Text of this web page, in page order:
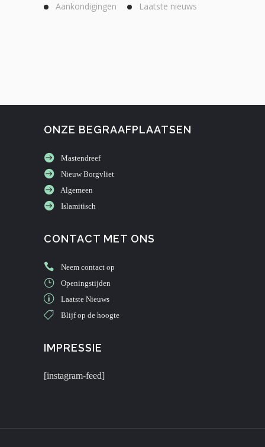
Aankondigingen Laatste nieuws
ONZE BEGRAAFPLAATSEN
Mastendreef
Nieuw Borgvliet
Algemeen
Islamitisch
CONTACT MET ONS
Neem contact op
Openingstijden
Laatste Nieuws
Blijf op de hoogte
IMPRESSIE
[instagram-feed]